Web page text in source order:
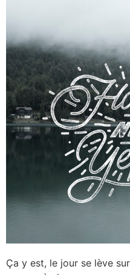
Ça y est, le jour se lève